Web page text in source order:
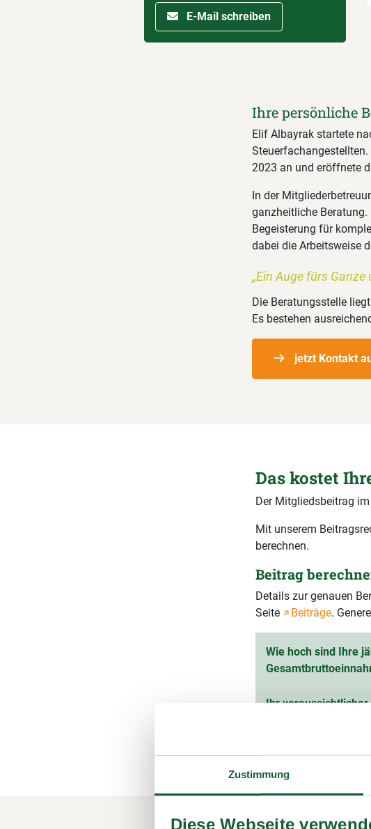
Zustimmung
Diese Webseite
E-Mail schreiben
Ihre persönliche
Elif Albayrak startete
2023 an und eröffnete
In der
ganzheitliche
Begeisterung für
dabei die Arbeitsweise
„Ein Auge fürs
Die Beratungsstelle
Es bestehen
jetzt Kontakt
Das kostet
Der Mitgliedsbeitrag
Mit unserem
berechnen.
Beitrag
Details zur genauen
Seite
Beiträge.
Wie hoch sind Ihre
Ihr